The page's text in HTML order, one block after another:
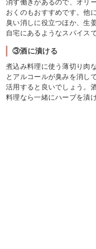
消す働きがあるので、オリ
おくのもおすすめです。他
臭い消しに役立つほか、生
自宅にあるようなスパイス
③酒に漬ける
煮込み料理に使う薄切り肉
とアルコールが臭みを消し
活用すると良いでしょう。
料理なら一緒にハーブを漬